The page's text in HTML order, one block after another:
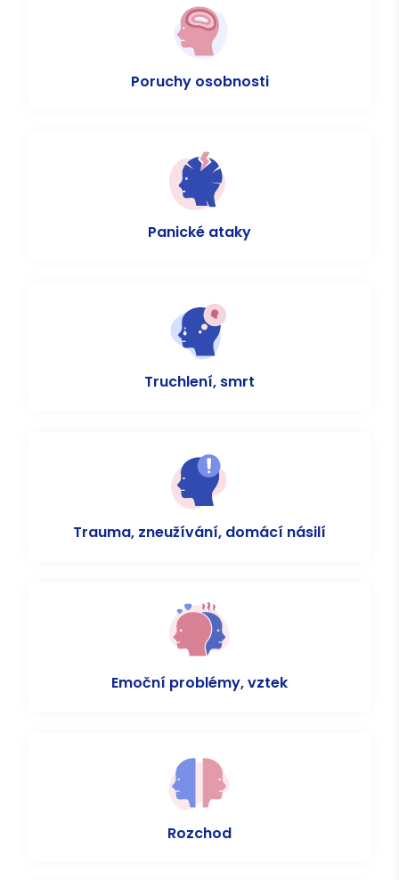
Poruchy osobnosti
Panické ataky
Truchlení, smrt
Trauma, zneužívání, domácí násilí
Emoční problémy, vztek
Rozchod